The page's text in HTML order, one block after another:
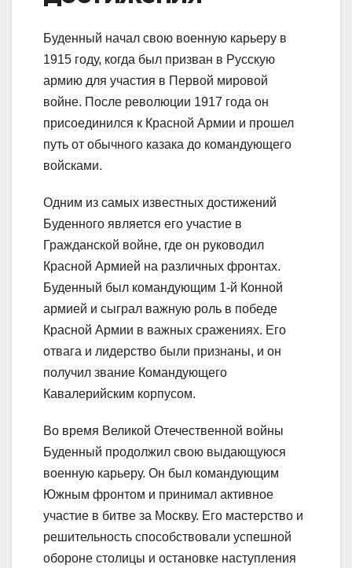
Буденный начал свою военную карьеру в
1915 году, когда был призван в Русскую
армию для участия в Первой мировой
войне. После революции 1917 года он
присоединился к Красной Армии и прошел
путь от обычного казака до командующего
войсками.
Одним из самых известных достижений
Буденного является его участие в
Гражданской войне, где он руководил
Красной Армией на различных фронтах.
Буденный был командующим 1-й Конной
армией и сыграл важную роль в победе
Красной Армии в важных сражениях. Его
отвага и лидерство были признаны, и он
получил звание Командующего
Кавалерийским корпусом.
Во время Великой Отечественной войны
Буденный продолжил свою выдающуюся
военную карьеру. Он был командующим
Южным фронтом и принимал активное
участие в битве за Москву. Его мастерство и
решительность способствовали успешной
обороне столицы и остановке наступления